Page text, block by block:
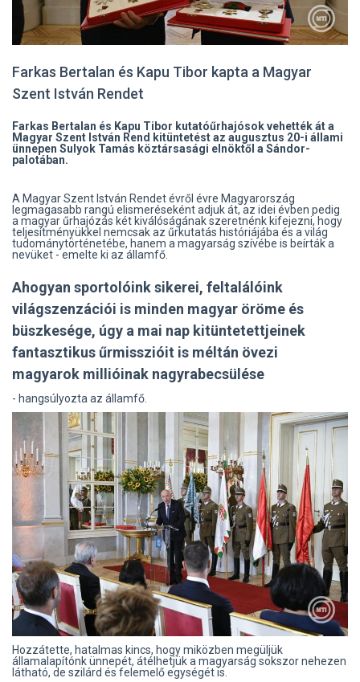
Farkas Bertalan és Kapu Tibor kapta a Magyar
Szent István Rendet
Farkas Bertalan és Kapu Tibor kutatóűrhajósok vehették át a
Magyar Szent István Rend kitüntetést az augusztus 20-i állami
ünnepen Sulyok Tamás köztársasági elnöktől a Sándor-
palotában.
A Magyar Szent István Rendet évről évre Magyarország
legmagasabb rangú elismeréseként adjuk át, az idei évben pedig
a magyar űrhajózás két kiválóságának szeretnénk kifejezni, hogy
teljesítményükkel nemcsak az űrkutatás históriájába és a világ
tudománytörténetébe, hanem a magyarság szívébe is beírták a
nevüket - emelte ki az államfő.
Ahogyan sportolóink sikerei, feltalálóink
világszenzációi is minden magyar öröme és
büszkesége, úgy a mai nap kitüntetettjeinek
fantasztikus űrmisszióit is méltán övezi
magyarok millióinak nagyrabecsülése
- hangsúlyozta az államfő.
Hozzátette, hatalmas kincs, hogy miközben megüljük
államalapítónk ünnepét, átélhetjük a magyarság sokszor nehezen
látható, de szilárd és felemelő egységét is.